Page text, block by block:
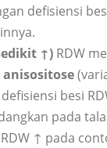
defisiensi
↑) RDW
anisositose
besi
pada
↑ pada